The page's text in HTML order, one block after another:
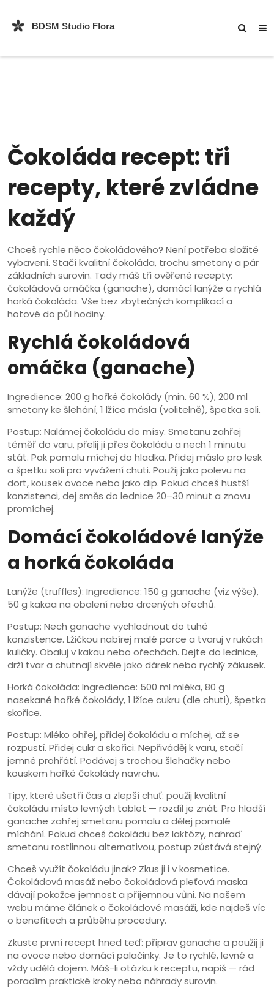
Čokoláda recept: tři
recepty, které zvládne
každý
Chceš rychle něco čokoládového? Není potřeba složité
vybavení. Stačí kvalitní čokoláda, trochu smetany a pár
základních surovin. Tady máš tři ověřené recepty:
čokoládová omáčka (ganache), domácí lanýže a rychlá
horká čokoláda. Vše bez zbytečných komplikací a
hotové do půl hodiny.
Rychlá čokoládová
omáčka (ganache)
Ingredience: 200 g hořké čokolády (min. 60 %), 200 ml
smetany ke šlehání, 1 lžíce másla (volitelně), špetka soli.
Postup: Nalámej čokoládu do mísy. Smetanu zahřej
téměř do varu, přelij jí přes čokoládu a nech 1 minutu
stát. Pak pomalu míchej do hladka. Přidej máslo pro lesk
a špetku soli pro vyvážení chuti. Použij jako polevu na
dort, kousek ovoce nebo jako dip. Pokud chceš hustší
konzistenci, dej směs do lednice 20–30 minut a znovu
promíchej.
Domácí čokoládové lanýže
a horká čokoláda
Lanýže (truffles): Ingredience: 150 g ganache (viz výše),
50 g kakaa na obalení nebo drcených ořechů.
Postup: Nech ganache vychladnout do tuhé
konzistence. Lžičkou nabírej malé porce a tvaruj v rukách
kuličky. Obaluj v kakau nebo ořechách. Dejte do lednice,
drží tvar a chutnají skvěle jako dárek nebo rychlý zákusek.
Horká čokoláda: Ingredience: 500 ml mléka, 80 g
nasekané hořké čokolády, 1 lžíce cukru (dle chuti), špetka
skořice.
Postup: Mléko ohřej, přidej čokoládu a míchej, až se
rozpustí. Přidej cukr a skořici. Nepřiváděj k varu, stačí
jemné prohřátí. Podávej s trochou šlehačky nebo
kouskem hořké čokolády navrchu.
Tipy, které ušetří čas a zlepší chuť: použij kvalitní
čokoládu místo levných tablet — rozdíl je znát. Pro hladší
ganache zahřej smetanu pomalu a dělej pomalé
míchání. Pokud chceš čokoládu bez laktózy, nahraď
smetanu rostlinnou alternativou, postup zůstává stejný.
Chceš využít čokoládu jinak? Zkus ji i v kosmetice.
Čokoládová masáž nebo čokoládová pleťová maska
dávají pokožce jemnost a příjemnou vůni. Na našem
webu máme článek o čokoládové masáži, kde najdeš víc
o benefitech a průběhu procedury.
Zkuste první recept hned teď: připrav ganache a použij ji
na ovoce nebo domácí palačinky. Je to rychlé, levné a
vždy udělá dojem. Máš-li otázku k receptu, napiš — rád
poradím praktické kroky nebo náhrady surovin.